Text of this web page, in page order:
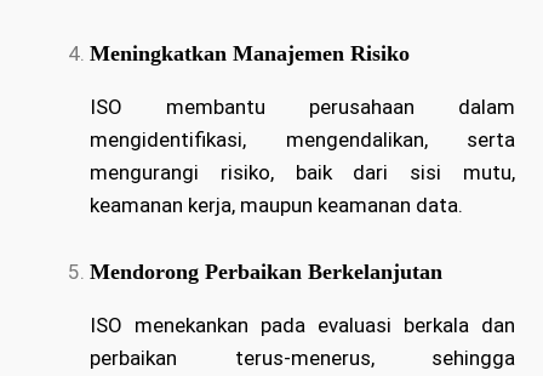
Meningkatkan Manajemen Risiko
ISO membantu perusahaan dalam
mengidentifikasi, mengendalikan, serta
mengurangi risiko, baik dari sisi mutu,
keamanan kerja, maupun keamanan data.
Mendorong Perbaikan Berkelanjutan
ISO menekankan pada evaluasi berkala dan
perbaikan terus-menerus, sehingga